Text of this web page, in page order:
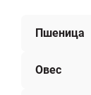
Пшеница
Овес